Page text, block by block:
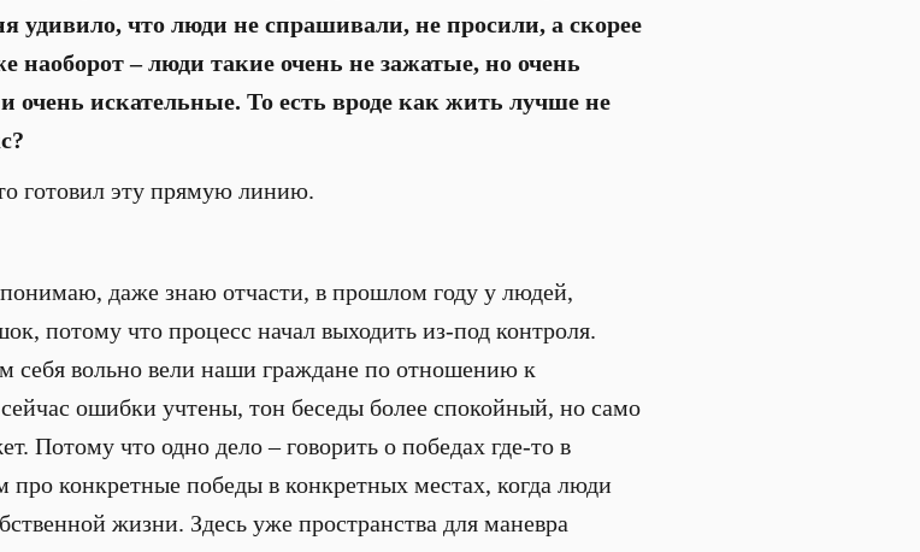
удивило, что люди не спрашивали, не просили, а скорее
наоборот – люди такие очень не зажатые, но очень
искательные. То есть вроде как жить лучше не
готовил эту прямую линию.
даже знаю отчасти, в прошлом году у людей,
потому что процесс начал выходить из-под контроля.
себя вольно вели наши граждане по отношению к
ошибки учтены, тон беседы более спокойный, но само
Потому что одно дело – говорить о победах где-то в
про конкретные победы в конкретных местах, когда люди
жизни. Здесь уже пространства для маневра